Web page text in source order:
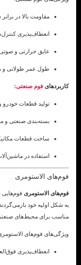
مقاومت بالا در
انعطاف‌پذیری
عایق حرارتی و
طول عمر طولانی و
کاربردهای فوم صنعتی:
تولید قطعات
بسته‌بندی صنعتی و
ساخت قطعات
استفاده در
فوم‌های الاستومری
فوم‌های الاستومری فوم‌هایی
به شکل اولیه خود
مناسب برای محیط‌های
ویژگی‌های فوم‌های
انعطاف‌پذیری